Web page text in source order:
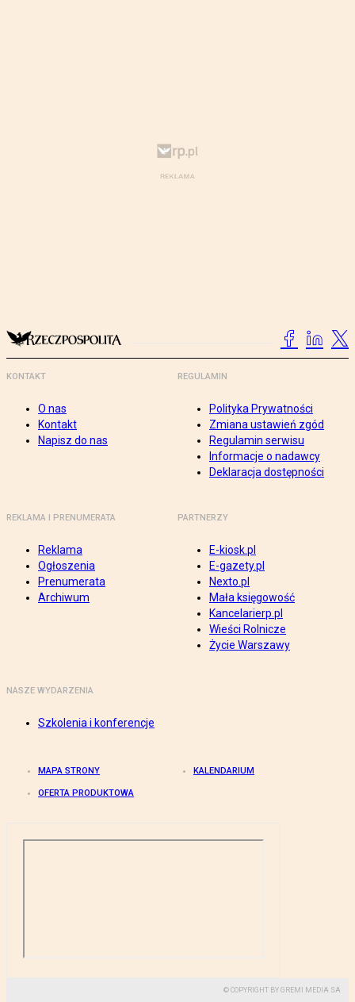
KONTAKT
O nas
Kontakt
Napisz do nas
REGULAMIN
Polityka Prywatności
Zmiana ustawień zgód
Regulamin serwisu
Informacje o nadawcy
Deklaracja dostępności
REKLAMA I PRENUMERATA
Reklama
Ogłoszenia
Prenumerata
Archiwum
PARTNERZY
E-kiosk.pl
E-gazety.pl
Nexto.pl
Mała księgowość
Kancelarierp.pl
Wieści Rolnicze
Życie Warszawy
NASZE WYDARZENIA
Szkolenia i konferencje
MAPA STRONY KALENDARIUM
OFERTA PRODUKTOWA
© COPYRIGHT BY GREMI MEDIA SA